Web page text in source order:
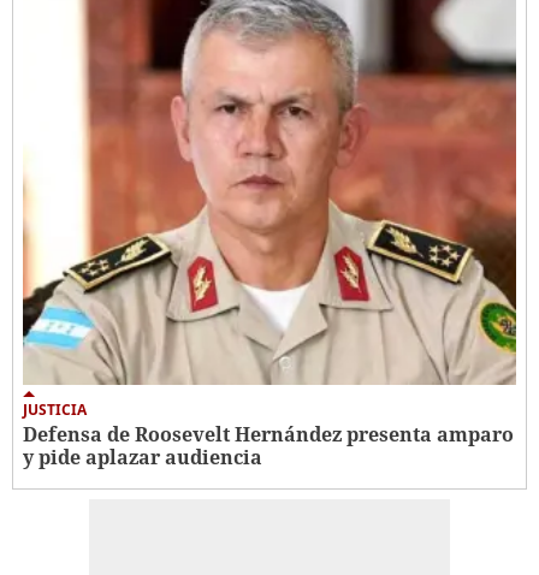
JUSTICIA
Defensa de Roosevelt Hernández presenta amparo
y pide aplazar audiencia